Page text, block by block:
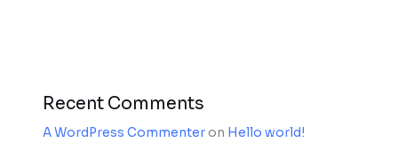
Recent Comments
A WordPress Commenteron Hello world!